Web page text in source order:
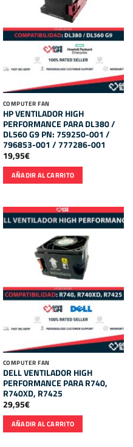
COMPUTER FAN
HP VENTILADOR HIGH
PERFORMANCE PARA DL380 /
DL560 G9 PN: 759250-001 /
796853-001 / 777286-001
19,95€
AÑADIR AL CARRITO
COMPUTER FAN
DELL VENTILADOR HIGH
PERFORMANCE PARA R740,
R740XD, R7425
29,95€
AÑADIR AL CARRITO